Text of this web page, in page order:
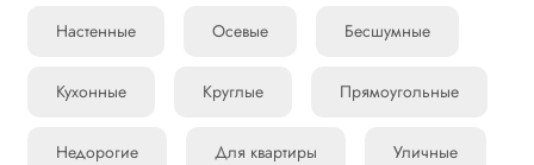
Настенные Осевые Бесшумные
Кухонные Круглые Прямоугольные
Недорогие Для квартиры Уличные